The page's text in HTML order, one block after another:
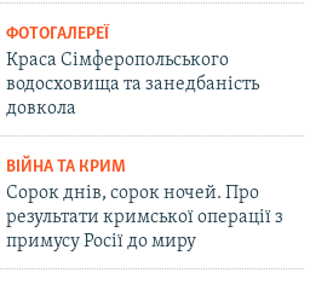
ФОТОГАЛЕРЕЇ
Краса Сімферопольського
водосховища та занедбаність
довкола
ВІЙНА ТА КРИМ
Сорок днів, сорок ночей. Про
результати кримської операції з
примусу Росії до миру